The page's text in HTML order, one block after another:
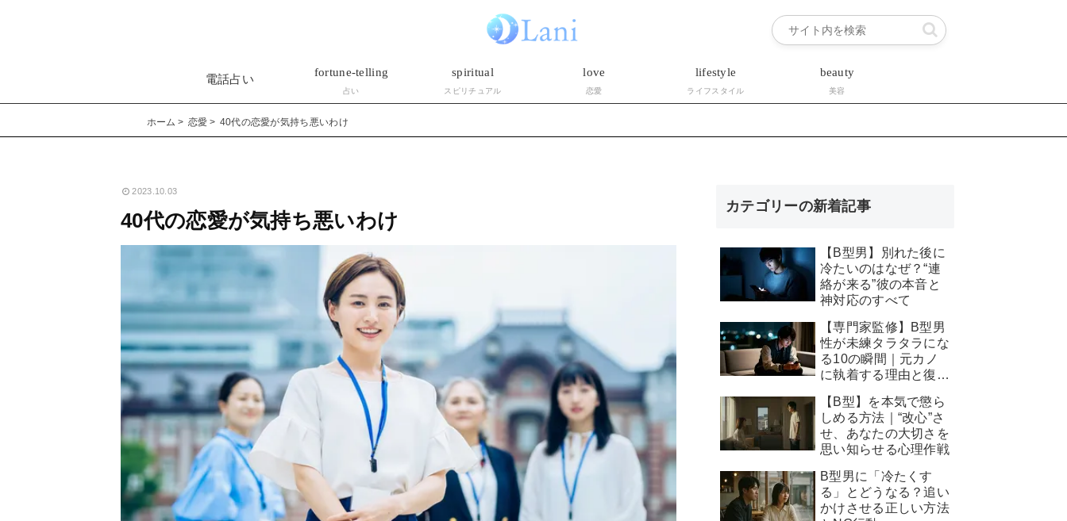
電話占い
fortune-telling
占い
spiritual
スピリチュアル
love
恋愛
lifestyle
ライフスタイル
beauty
美容
ホーム 恋愛 40代の恋愛が気持ち悪いわけ
2023.10.03
40代の恋愛が気持ち悪いわけ
カテゴリーの新着記事
【B型男】別れた後に
冷たいのはなぜ？“連
絡が来る”彼の本音と
神対応のすべて
【専門家監修】B型男
性が未練タラタラにな
る10の瞬間｜元カノ
に執着する理由と復縁
【B型】を本気で懲ら
しめる方法｜“改心”さ
せ、あなたの大切さを
思い知らせる心理作戦
B型男に「冷たくす
る」とどうなる？追い
かけさせる正しい方法